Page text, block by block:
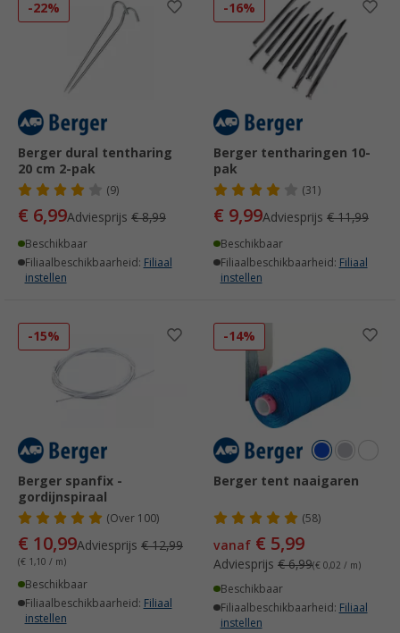
-22%
Berger dural tentharing
20 cm 2-pak
(9)
€ 6,99Adviesprijs € 8,99
Beschikbaar
Filiaalbeschikbaarheid: Filiaal
instellen
-16%
Berger tentharingen 10-
pak
(31)
€ 9,99Adviesprijs € 11,99
Beschikbaar
Filiaalbeschikbaarheid: Filiaal
instellen
-15%
Berger spanfix -
gordijnspiraal
(Over100)
€ 10,99Adviesprijs € 12,99
(€ 1,10 / m)
Beschikbaar
Filiaalbeschikbaarheid: Filiaal
instellen
-14%
Berger tent naaigaren
(58)
vanaf € 5,99
Adviesprijs € 6,99(€ 0,02 / m)
Beschikbaar
Filiaalbeschikbaarheid: Filiaal
instellen